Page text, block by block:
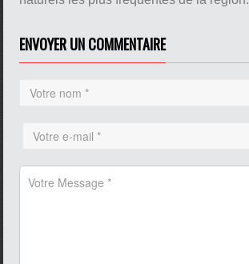
ENVOYER UN COMMENTAIRE